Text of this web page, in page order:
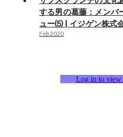
する男の葛藤：メンバ
ュー⑸ | イジゲン株式
Feb 2020
Log in to